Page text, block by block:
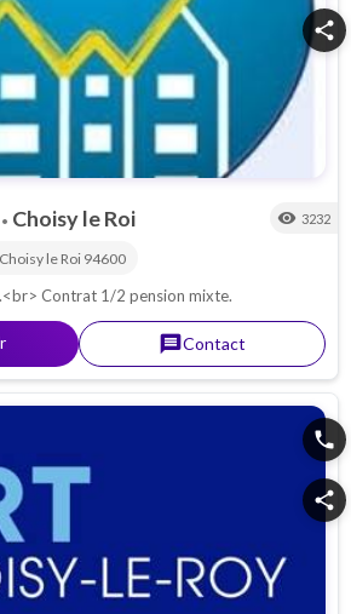
share
• Choisy le Roi visibility 3232
Choisy le Roi 94600
Contrat 1/2 pension mixte.
messageContact
phone
share